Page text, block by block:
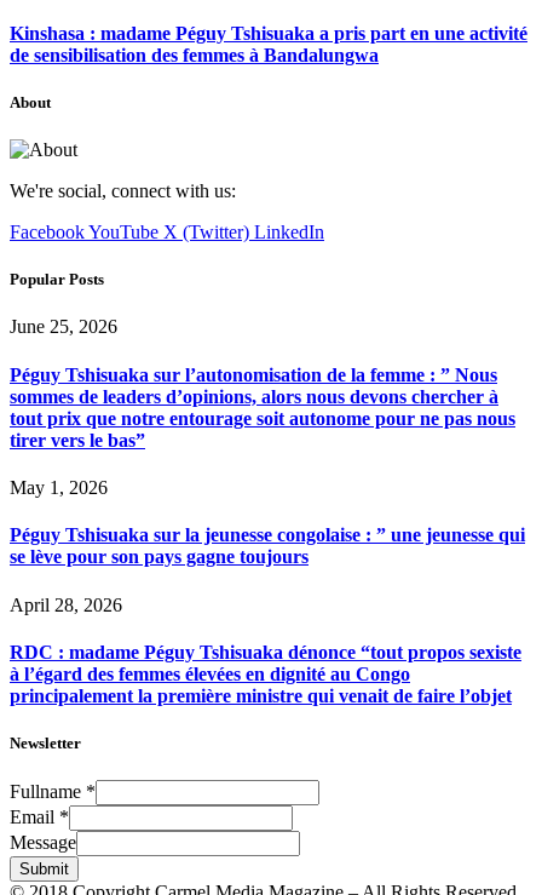
Kinshasa : madame Péguy Tshisuaka a pris part en une activité
de sensibilisation des femmes à Bandalungwa
About
We're social, connect with us:
FacebookYouTube X (Twitter) LinkedIn
Popular Posts
June 25, 2026
Péguy Tshisuaka sur l’autonomisation de la femme : ” Nous
sommes de leaders d’opinions, alors nous devons chercher à
tout prix que notre entourage soit autonome pour ne pas nous
tirer vers le bas”
May 1, 2026
Péguy Tshisuaka sur la jeunesse congolaise : ” une jeunesse qui
se lève pour son pays gagne toujours
April 28, 2026
RDC : madame Péguy Tshisuaka dénonce “tout propos sexiste
à l’égard des femmes élevées en dignité au Congo
principalement la première ministre qui venait de faire l’objet
Newsletter
Fullname *
Email *
Message
Submit